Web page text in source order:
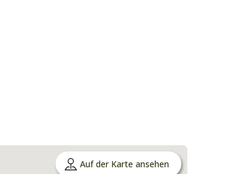
Auf der Karte ansehen